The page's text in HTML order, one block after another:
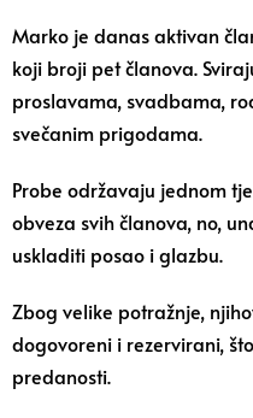
Marko je danas aktivan
koji broji pet članova.
proslavama, svadbama,
svečanim prigodama.
Probe održavaju jednom
obveza svih članova, no,
uskladiti posao i glazbu.
Zbog velike potražnje,
dogovoreni i rezervirani,
predanosti.